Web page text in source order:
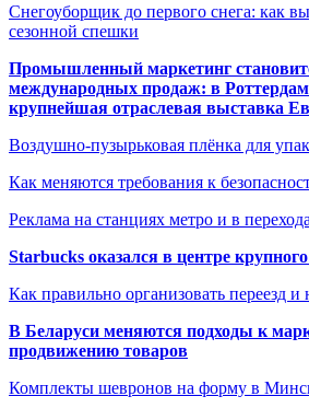
Снегоуборщик до первого снега: как
сезонной спешки
Промышленный маркетинг
международных продаж: в
крупнейшая отраслевая выставка
Воздушно-пузырьковая плёнка для
Как меняются требования к
Реклама на станциях метро и в
Starbucks оказался в центре
Как правильно организовать переезд и
В Беларуси меняются подходы к
продвижению товаров
Комплекты шевронов на форму в